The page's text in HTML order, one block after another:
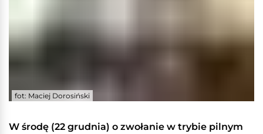
fot: Maciej Dorosiński
W środę (22 grudnia) o zwołanie w trybie pilnym